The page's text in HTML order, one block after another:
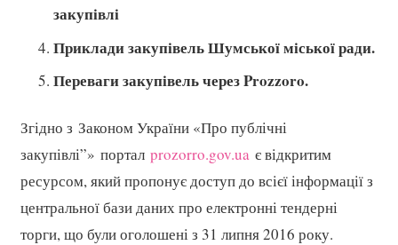
закупівлі
Приклади закупівель Шумської міської ради.
Переваги закупівель через Prozzoro.
Згідно з Законом України «Про публічні
закупівлі”» портал prozorro.gov.uaє відкритим
ресурсом, який пропонує доступ до всієї інформації з
центральної бази даних про електронні тендерні
торги, що були оголошені з 31 липня 2016 року.